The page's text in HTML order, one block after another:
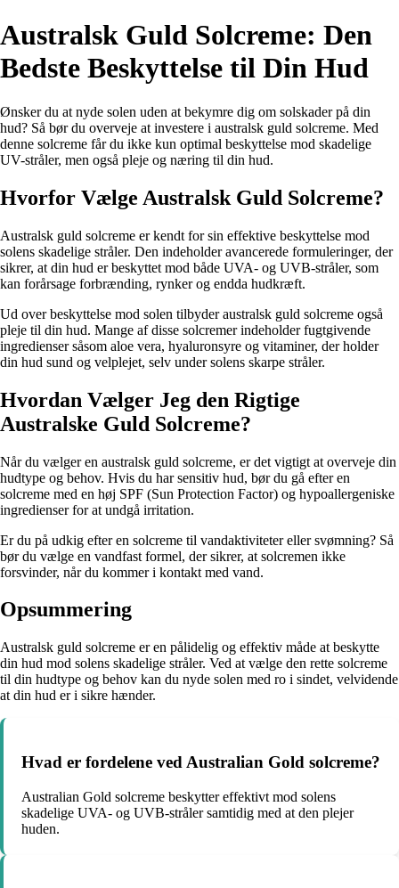
Australsk Guld Solcreme: Den
Bedste Beskyttelse til Din Hud
Ønsker du at nyde solen uden at bekymre dig om solskader på din
hud? Så bør du overveje at investere i australsk guld solcreme. Med
denne solcreme får du ikke kun optimal beskyttelse mod skadelige
UV-stråler, men også pleje og næring til din hud.
Hvorfor Vælge Australsk Guld Solcreme?
Australsk guld solcreme er kendt for sin effektive beskyttelse mod
solens skadelige stråler. Den indeholder avancerede formuleringer, der
sikrer, at din hud er beskyttet mod både UVA- og UVB-stråler, som
kan forårsage forbrænding, rynker og endda hudkræft.
Ud over beskyttelse mod solen tilbyder australsk guld solcreme også
pleje til din hud. Mange af disse solcremer indeholder fugtgivende
ingredienser såsom aloe vera, hyaluronsyre og vitaminer, der holder
din hud sund og velplejet, selv under solens skarpe stråler.
Hvordan Vælger Jeg den Rigtige
Australske Guld Solcreme?
Når du vælger en australsk guld solcreme, er det vigtigt at overveje din
hudtype og behov. Hvis du har sensitiv hud, bør du gå efter en
solcreme med en høj SPF (Sun Protection Factor) og hypoallergeniske
ingredienser for at undgå irritation.
Er du på udkig efter en solcreme til vandaktiviteter eller svømning? Så
bør du vælge en vandfast formel, der sikrer, at solcremen ikke
forsvinder, når du kommer i kontakt med vand.
Opsummering
Australsk guld solcreme er en pålidelig og effektiv måde at beskytte
din hud mod solens skadelige stråler. Ved at vælge den rette solcreme
til din hudtype og behov kan du nyde solen med ro i sindet, velvidende
at din hud er i sikre hænder.
Hvad er fordelene ved Australian Gold solcreme?
Australian Gold solcreme beskytter effektivt mod solens
skadelige UVA- og UVB-stråler samtidig med at den plejer
huden.